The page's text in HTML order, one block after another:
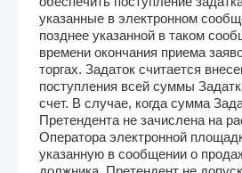
указанные в электронном
позднее указанной в таком
времени окончания приема
торгах. Задаток считается
поступления всей суммы
счет. В случае, когда сумма
Претендента не зачислена на
Оператора электронной
указанную в сообщении о